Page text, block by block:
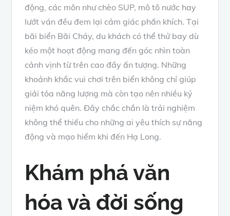
động, các môn như chèo SUP, mô tô nước hay
lướt ván đều đem lại cảm giác phấn khích. Tại
bãi biển Bãi Cháy, du khách có thể thử bay dù
kéo một hoạt động mang đến góc nhìn toàn
cảnh vịnh từ trên cao đầy ấn tượng. Những
khoảnh khắc vui chơi trên biển không chỉ giúp
giải tỏa năng lượng mà còn tạo nên nhiều kỷ
niệm khó quên. Đây chắc chắn là trải nghiệm
không thể thiếu cho những ai yêu thích sự năng
động và mạo hiểm khi đến Hạ Long.
Khám phá văn
hóa và đời sống